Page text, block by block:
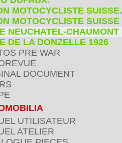
MOTOCYCLISTE SUISSE.
MOTOCYCLISTE SUISSE
NEUCHATEL-CHAUMONT
DE LA DONZELLE 1926
PRE WAR
DOCUMENT
UTILISATEUR
ATELIER